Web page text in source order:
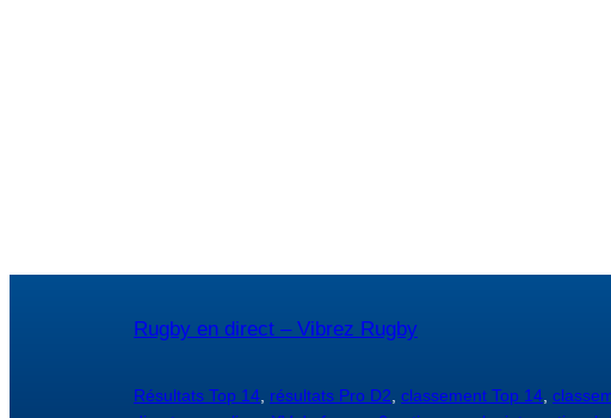
Rugby en direct – Vibrez Rugby
Résultats Top 14, résultats Pro D2, classement Top 14,